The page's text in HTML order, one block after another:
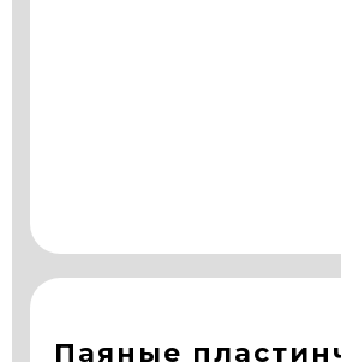
Паяные